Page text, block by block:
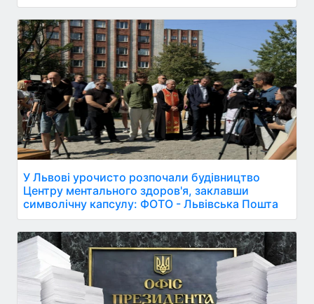
У Львові урочисто розпочали будівництво
Центру ментального здоров'я, заклавши
символічну капсулу: ФОТО - Львівська Пошта